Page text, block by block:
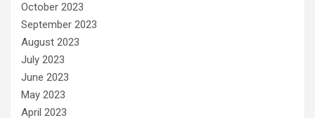
October 2023
September 2023
August 2023
July 2023
June 2023
May 2023
April 2023